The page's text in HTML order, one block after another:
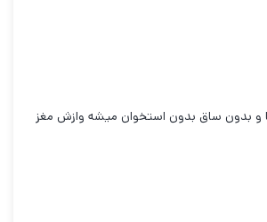
و بدون ساق بدون استخوان میشه وازش مغز